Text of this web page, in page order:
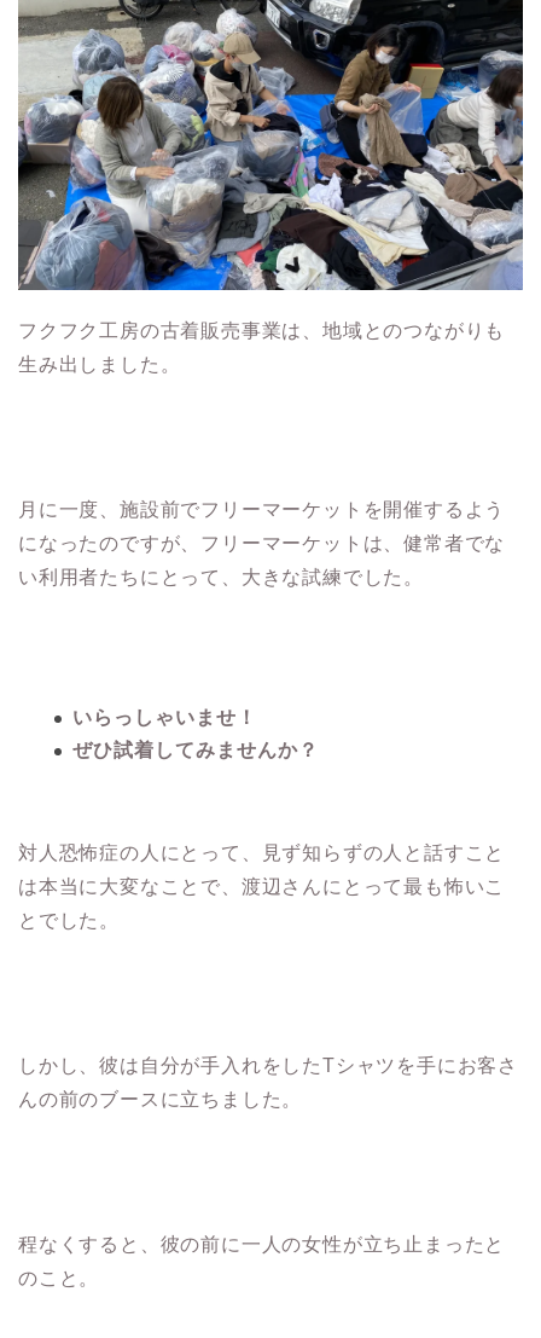
フクフク工房の古着販売事業は、地域とのつながりも
生み出しました。
月に一度、施設前でフリーマーケットを開催するよう
になったのですが、フリーマーケットは、健常者でな
い利用者たちにとって、大きな試練でした。
いらっしゃいませ！
ぜひ試着してみませんか？
対人恐怖症の人にとって、見ず知らずの人と話すこと
は本当に大変なことで、渡辺さんにとって最も怖いこ
とでした。
しかし、彼は自分が手入れをしたTシャツを手にお客さ
んの前のブースに立ちました。
程なくすると、彼の前に一人の女性が立ち止まったと
のこと。